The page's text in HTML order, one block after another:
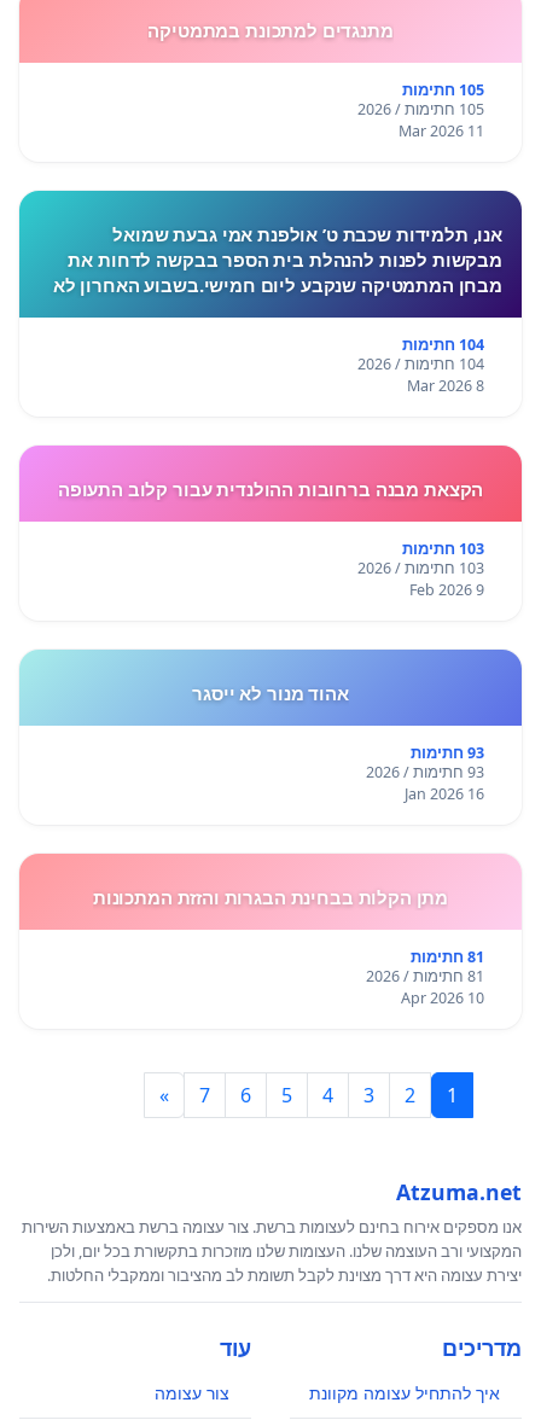
מתנגדים למתכונת במתמטיקה
105 חתימות
105 חתימות / 2026
11 Mar 2026
אנו, תלמידות שכבת ט’ אולפנת אמי גבעת שמואל
מבקשות לפנות להנהלת בית הספר בבקשה לדחות את
מבחן המתמטיקה שנקבע ליום חמישי.בשבוע האחרון לא
חוות לחץ, מתח ו
104 חתימות
104 חתימות / 2026
8 Mar 2026
הקצאת מבנה ברחובות ההולנדית עבור קלוב התעופה
103 חתימות
103 חתימות / 2026
9 Feb 2026
אהוד מנור לא ייסגר
93 חתימות
93 חתימות / 2026
16 Jan 2026
מתן הקלות בבחינת הבגרות והזזת המתכונות
81 חתימות
81 חתימות / 2026
10 Apr 2026
1
2
3
4
5
6
7
»
Atzuma.net
אנו מספקים אירוח בחינם לעצומות ברשת. צור עצומה ברשת באמצעות השירות
המקצועי ורב העוצמה שלנו. העצומות שלנו מוזכרות בתקשורת בכל יום, ולכן
יצירת עצומה היא דרך מצוינת לקבל תשומת לב מהציבור וממקבלי החלטות.
מדריכים
איך להתחיל עצומה מקוונת
עוד
צור עצומה